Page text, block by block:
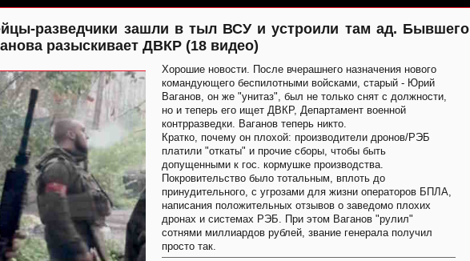
разведчики зашли в тыл ВСУ и устроили там ад. Бывшего
разыскивает ДВКР (18 видео)
Хорошие новости. После вчерашнего назначения нового
командующего беспилотными войсками, старый - Юрий
Ваганов, он же "унитаз", был не только снят с должности,
но и теперь его ищет ДВКР, Департамент военной
контрразведки. Ваганов теперь никто.
Кратко, почему он плохой: производители дронов/РЭБ
платили "откаты" и прочие сборы, чтобы быть
допущенными к гос. кормушке производства.
Покровительство было тотальным, вплоть до
принудительного, с угрозами для жизни операторов БПЛА,
написания положительных отзывов о заведомо плохих
дронах и системах РЭБ. При этом Ваганов "рулил"
сотнями миллиардов рублей, звание генерала получил
просто так.